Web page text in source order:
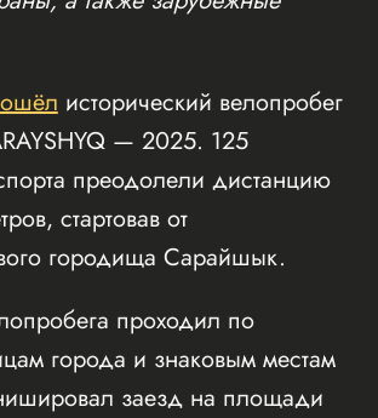
исторический велопробег
— 2025. 125
преодолели дистанцию
стартовав от
городища Сарайшык.
проходил по
города и знаковым местам
заезд на площади